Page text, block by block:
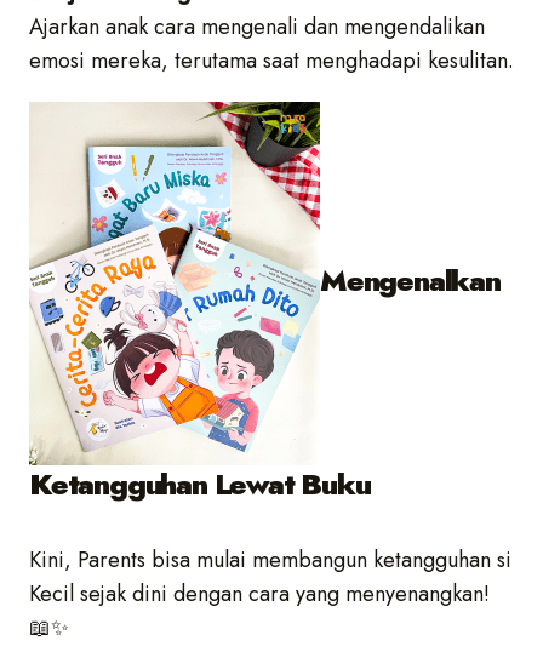
Ajarkan anak cara mengenali dan mengendalikan
emosi mereka, terutama saat menghadapi kesulitan.
Mengenalkan
Ketangguhan Lewat Buku
Kini, Parents bisa mulai membangun ketangguhan si
Kecil sejak dini dengan cara yang menyenangkan!
📖✨